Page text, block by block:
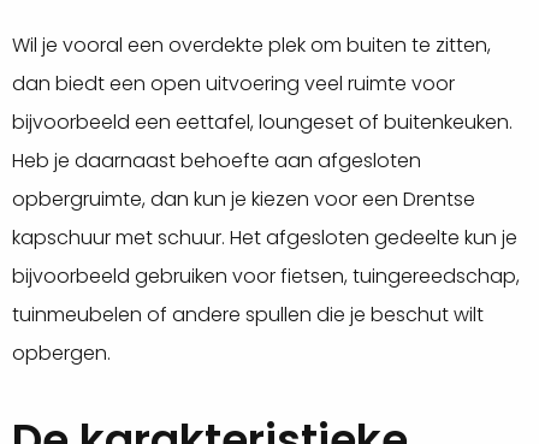
Wil je vooral een overdekte plek om buiten te zitten,
dan biedt een open uitvoering veel ruimte voor
bijvoorbeeld een eettafel, loungeset of buitenkeuken.
Heb je daarnaast behoefte aan afgesloten
opbergruimte, dan kun je kiezen voor een Drentse
kapschuur met schuur. Het afgesloten gedeelte kun je
bijvoorbeeld gebruiken voor fietsen, tuingereedschap,
tuinmeubelen of andere spullen die je beschut wilt
opbergen.